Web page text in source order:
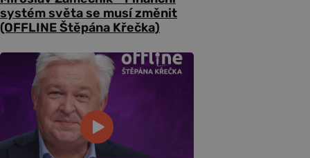
systém světa se musí změnit
(OFFLINE Štěpána Křečka)